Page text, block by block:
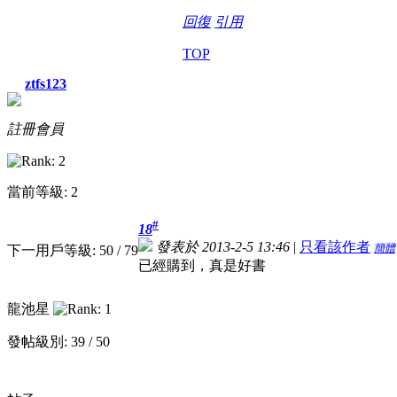
回復 引用
TOP
ztfs123
註冊會員
當前等級: 2
下一用戶等級: 50 / 79
龍池星
發帖級別: 39 / 50
18#
發表於 2013-2-5 13:46 | 只看該作者 簡體
已經購到，真是好書